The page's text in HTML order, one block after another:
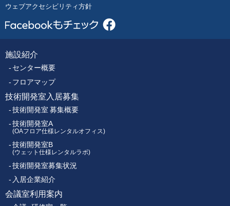
ウェブアクセシビリティ方針
フ
ッ
タ
ー
メ
ニ
ュ
施設紹介
センター概要
フロアマップ
技術開発室入居募集
技術開発室 募集概要
技術開発室A
(OAフロア仕様レンタルオフィス)
技術開発室B
(ウェット仕様レンタルラボ)
技術開発室募集状況
入居企業紹介
会議室利用案内